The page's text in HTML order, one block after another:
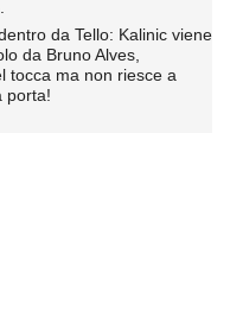
da Tello: Kalinic viene
da Bruno Alves,
tocca ma non riesce a
porta!